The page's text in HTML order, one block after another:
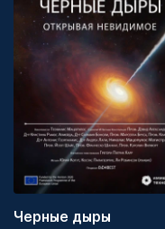
Черные дыры